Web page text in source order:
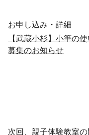
お申し込み・詳細
【武蔵小杉】小筆の
募集のお知らせ
次回、親子体験教室